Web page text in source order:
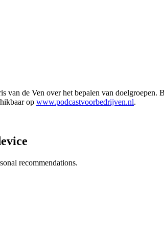
van de Ven over het bepalen van
op www.podcastvoorbedrijven.nl.
recommendations.